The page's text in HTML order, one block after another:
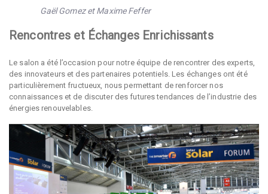
Gaël Gomez et Maxime Feffer
Rencontres et Échanges Enrichissants
Le salon a été l’occasion pour notre équipe de rencontrer des experts,
des innovateurs et des partenaires potentiels. Les échanges ont été
particulièrement fructueux, nous permettant de renforcer nos
connaissances et de discuter des futures tendances de l’industrie des
énergies renouvelables.